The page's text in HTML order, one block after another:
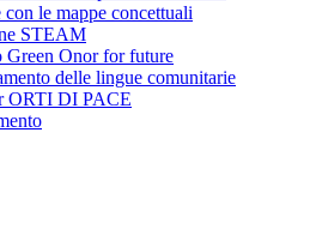
con le mappe concettuali
STEAM
Green Onor for future
delle lingue comunitarie
ORTI DI PACE